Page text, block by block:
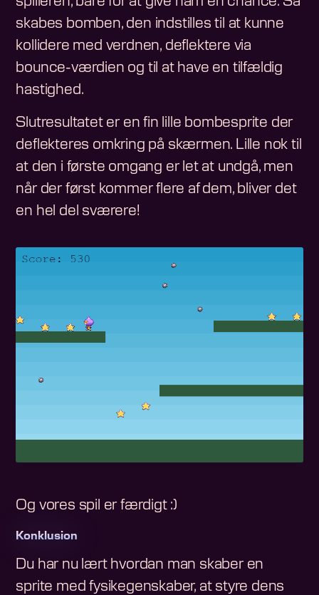
skabes bomben, den indstilles til at kunne
kollidere med verdnen, deflektere via
bounce-værdien og til at have en tilfældig
hastighed.
Slutresultatet er en fin lille bombesprite der
deflekteres omkring på skærmen. Lille nok til
at den i første omgang er let at undgå, men
når der først kommer flere af dem, bliver det
en hel del sværere!
Og vores spil er færdigt :)
Konklusion
Du har nu lært hvordan man skaber en
sprite med fysikegenskaber, at styre dens